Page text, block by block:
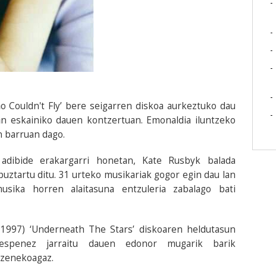
Couldn't Fly’ bere seigarren diskoa aurkeztuko dau
eskainiko dauen kontzertuan. Emonaldia iluntzeko
barruan dago.
erakargarri honetan, Kate Rusbyk balada
ditu. 31 urteko musikariak gogor egin dau lan
horren alaitasuna entzuleria zabalago bati
‘Underneath The Stars’ diskoaren heldutasun
jarraitu dauen edonor mugarik barik